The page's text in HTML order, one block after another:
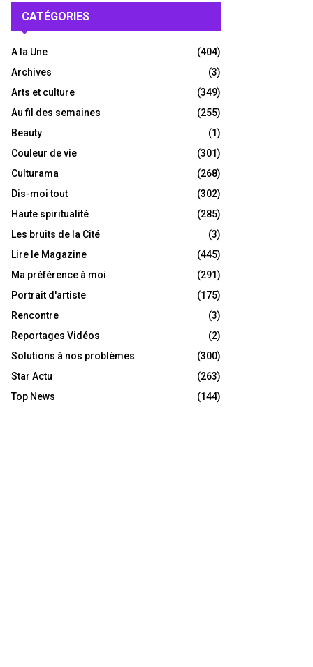
CATÉGORIES
A la Une
(404)
Archives
(3)
Arts et culture
(349)
Au fil des semaines
(255)
Beauty
(1)
Couleur de vie
(301)
Culturama
(268)
Dis-moi tout
(302)
Haute spiritualité
(285)
Les bruits de la Cité
(3)
Lire le Magazine
(445)
Ma préférence à moi
(291)
Portrait d'artiste
(175)
Rencontre
(3)
Reportages Vidéos
(2)
Solutions à nos problèmes
(300)
Star Actu
(263)
Top News
(144)